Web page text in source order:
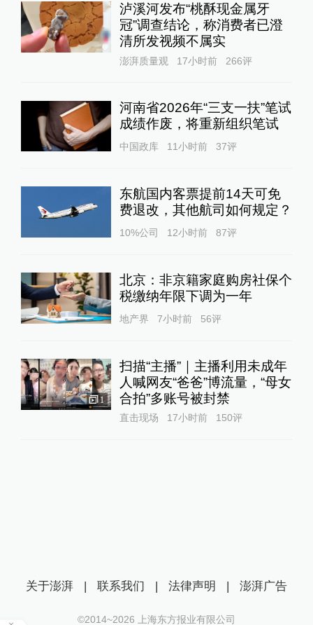
泸溪河发布“桃酥现金属牙
冠”调查结论，称消费者已澄
清所发视频不属实
澎湃质量观 17小时前 266评
河南省2026年“三支一扶”笔试
成绩作废，将重新组织笔试
中国政库 11小时前 37评
东航国内客票提前14天可免
费退改，其他航司如何规定？
10%公司 12小时前 87评
北京：非京籍家庭购房社保个
税缴纳年限下调为一年
地产界 7小时前 56评
1
扫描“主播”｜主播利用未成年
人喊网友“爸爸”博流量，“母女
合拍”多账号被封禁
直击现场 17小时前 150评
关于澎湃 | 联系我们 | 法律声明 | 澎湃广告
©2014~2026 上海东方报业有限公司